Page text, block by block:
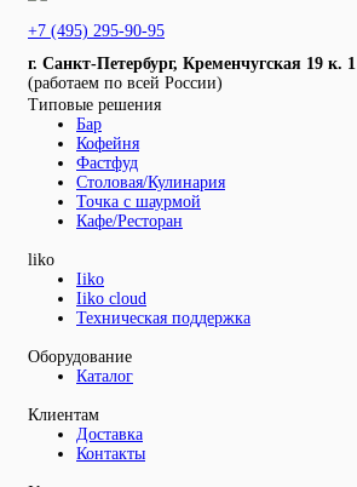
+7 (495) 295-90-95
г. Санкт-Петербург, Кременчугская 19 к. 1
(работаем по всей России)
Типовые решения
Бар
Кофейня
Фастфуд
Столовая/Кулинария
Точка с шаурмой
Кафе/Ресторан
liko
Iiko
Iiko cloud
Техническая поддержка
Оборудование
Каталог
Клиентам
Доставка
Контакты